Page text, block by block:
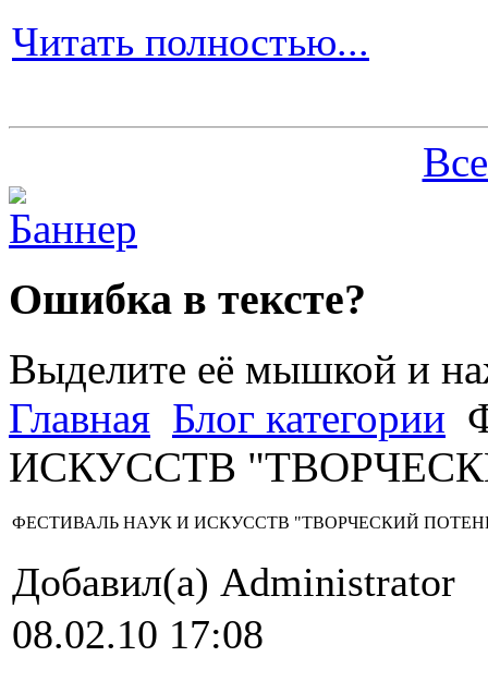
Читать полностью...
Ошибка в тексте?
Выделите её мышкой и
Главная Блог категории
ИСКУССТВ
ФЕСТИВАЛЬ НАУК И ИСКУССТВ "ТВОРЧЕСКИЙ
Добавил(а) Administrator
08.02.10 17:08